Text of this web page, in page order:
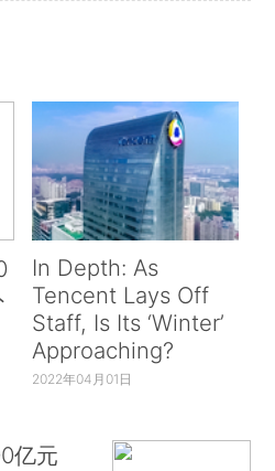
In Depth: As
Tencent Lays Off
Staff, Is Its ‘Winter’
Approaching?
2022年04月01日
亿元